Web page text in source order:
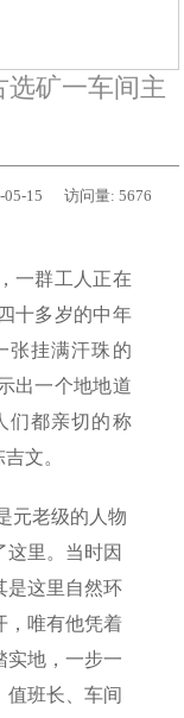
矿一车间主
05-15 访问量: 5676
一群工人正在
十多岁的中年
张挂满汗珠的
出一个地地道
们都亲切的称
文。
元老级的人物
这里。当时因
是这里自然环
，唯有他凭着
实地，一步一
值班长、车间